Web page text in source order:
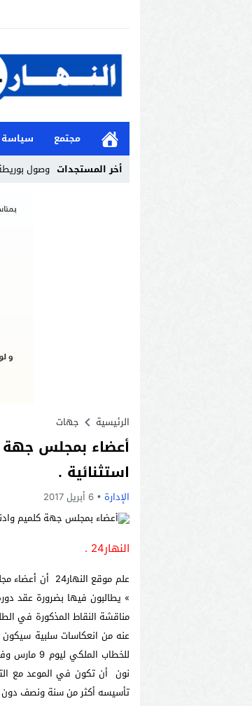
مجتمع سياسة
أخر المستجدات وصول
الرئيسية جهات
أعضاء بمجلس جهة
استثنائية .
الإدارة 6 أبريل 2017
النهار24 .
علم موقع
» يطالبون فيها بضرورة عقد
مناقشة النقاط المذكورة في
عنه من انعكاسات سلبية
للخطاب
نون أن تكون في الموعد مع
تأسيسه أكثر من سنة ونصف دون